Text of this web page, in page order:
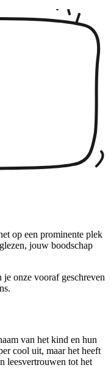
op een prominente plek
jouw boodschap
onze vooraf geschreven
van het kind en hun
cool uit, maar het heeft
leesvertrouwen tot het